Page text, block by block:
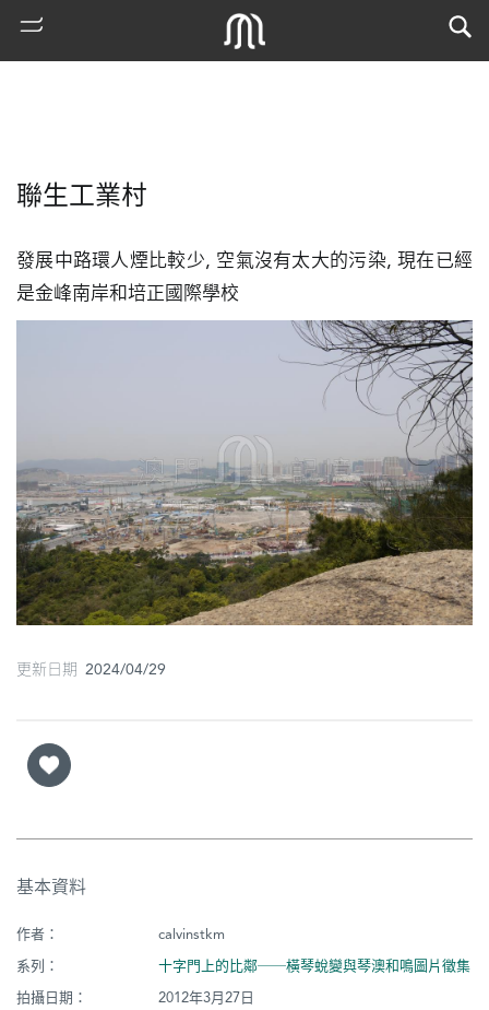
古
地
圖
媽
閣
廟
街
市
聯生工業村
發展中路環人煙比較少, 空氣沒有太大的污染, 現在已經
是金峰南岸和培正國際學校
更新日期 2024/04/29
基本資料
作者：
calvinstkm
系列：
十字門上的比鄰──橫琴蛻變與琴澳和鳴圖片徵集
拍攝日期：
2012年3月27日